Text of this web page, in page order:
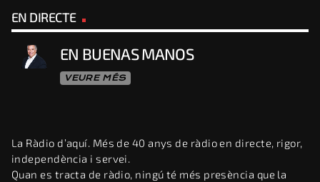
EN DIRECTE
EN BUENAS MANOS
VEURE MÉS
La Ràdio d’aquí. Més de 40 anys de ràdio en directe, rigor,
independència i servei.
Quan es tracta de ràdio, ningú té més presència que la